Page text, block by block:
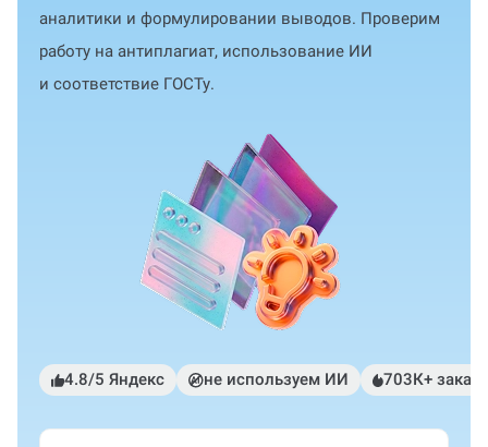
аналитики и формулировании выводов. Проверим
работу на антиплагиат, использование ИИ
и соответствие ГОСТу.
4.8/5 Яндекс не используем ИИ 703К+